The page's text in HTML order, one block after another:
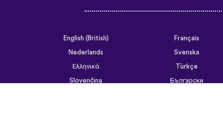
English (British) Français
Nederlands
Svenska
Ελληνικά
Türkçe
Slovenčina
Български